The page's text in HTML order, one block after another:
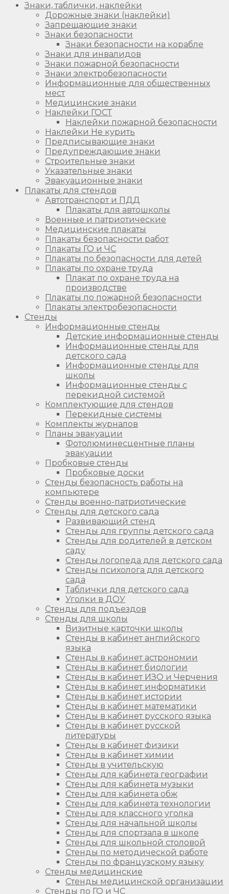
Знаки, таблички, наклейки
Дорожные знаки (наклейки)
Запрещающие знаки
Знаки безопасности
Знаки безопасности на корабле
Знаки для инвалидов
Знаки пожарной безопасности
Знаки электробезопасности
Информационные для общественных
мест
Медицинские знаки
Наклейки ГОСТ
Наклейки пожарной безопасности
Наклейки Не курить
Предписывающие знаки
Предупреждающие знаки
Строительные знаки
Указательные знаки
Эвакуационные знаки
Плакаты для стендов
Автотранспорт и ПДД
Плакаты для автошколы
Военные и патриотические
Медицинские плакаты
Плакаты безопасности работ
Плакаты ГО и ЧС
Плакаты по безопасности для детей
Плакаты по охране труда
Плакат по охране труда на
производстве
Плакаты по пожарной безопасности
Плакаты электробезопасности
Стенды
Информационные стенды
Детские информационные стенды
Информационные стенды для
детского сада
Информационные стенды для
школы
Информационные стенды с
перекидной системой
Комплектующие для стендов
Перекидные системы
Комплекты журналов
Планы эвакуации
Фотолюминесцентные планы
эвакуации
Пробковые стенды
Пробковые доски
Стенды безопасность работы на
компьютере
Стенды военно-патриотические
Стенды для детского сада
Развивающий стенд
Стенды для группы детского сада
Стенды для родителей в детском
саду
Стенды логопеда для детского сада
Стенды психолога для детского
сада
Таблички для детского сада
Уголки в ДОУ
Стенды для подъездов
Стенды для школы
Визитные карточки школы
Стенды в кабинет английского
языка
Стенды в кабинет астрономии
Стенды в кабинет биологии
Стенды в кабинет ИЗО и Черчения
Стенды в кабинет информатики
Стенды в кабинет истории
Стенды в кабинет математики
Стенды в кабинет русского языка
Стенды в кабинет русской
литературы
Стенды в кабинет физики
Стенды в кабинет химии
Стенды в учительскую
Стенды для кабинета географии
Стенды для кабинета музыки
Стенды для кабинета обж
Стенды для кабинета технологии
Стенды для классного уголка
Стенды для начальной школы
Стенды для спортзала в школе
Стенды для школьной столовой
Стенды по методической работе
Стенды по французскому языку
Стенды медицинские
Стенды медицинской организации
Стенды по ГО и ЧС